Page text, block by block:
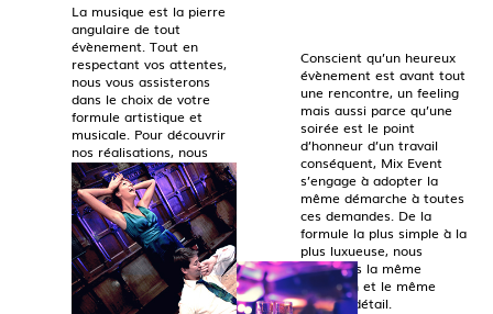
La musique est la pierre
angulaire de tout
évènement. Tout en
respectant vos attentes,
nous vous assisterons
dans le choix de votre
formule artistique et
musicale. Pour découvrir
nos réalisations, nous
vous invitons à consulter
notre page instagram.
Conscient qu’un heureux
évènement est avant tout
une rencontre, un feeling
mais aussi parce qu’une
soirée est le point
d’honneur d’un travail
conséquent, Mix Event
s’engage à adopter la
même démarche à toutes
ces demandes. De la
formule la plus simple à la
plus luxueuse, nous
porterons la même
attention et le même
sens du détail.